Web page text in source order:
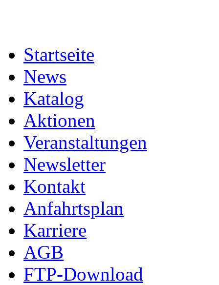
Startseite
News
Katalog
Aktionen
Veranstaltungen
Newsletter
Kontakt
Anfahrtsplan
Karriere
AGB
FTP-Download